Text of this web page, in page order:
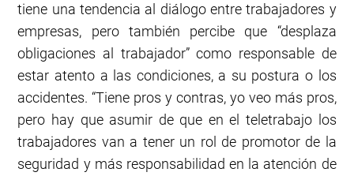
tiene una tendencia al diálogo entre trabajadores y
empresas, pero también percibe que “desplaza
obligaciones al trabajador” como responsable de
estar atento a las condiciones, a su postura o los
accidentes. “Tiene pros y contras, yo veo más pros,
pero hay que asumir de que en el teletrabajo los
trabajadores van a tener un rol de promotor de la
seguridad y más responsabilidad en la atención de